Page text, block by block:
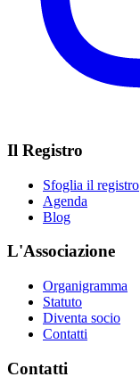
Il Registro
Sfoglia il registro
Agenda
Blog
L'Associazione
Organigramma
Statuto
Diventa socio
Contatti
Contatti